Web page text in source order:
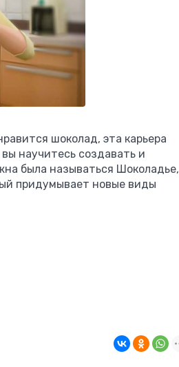
шоколад, эта карьера
научитесь создавать и
была называться Шоколадье,
придумывает новые виды